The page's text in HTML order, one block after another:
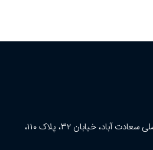
تهران، سعادت آباد، خیابان اصلی سعادت آباد، خیابان ۳۲، پلاک ۱۱۰،